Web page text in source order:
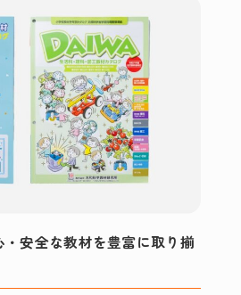
安全な教材を豊富に取り揃